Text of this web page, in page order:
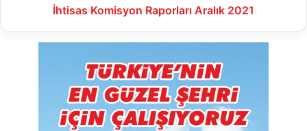
İhtisas Komisyon Raporları Aralık 2021